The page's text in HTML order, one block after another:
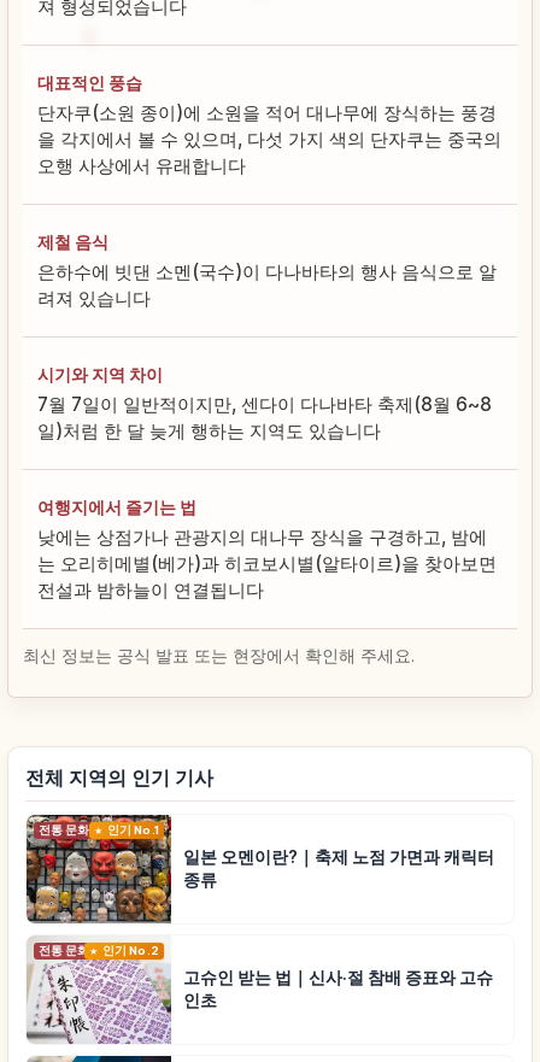
져 형성되었습니다
대표적인 풍습
단자쿠(소원 종이)에 소원을 적어 대나무에 장식하는 풍경
을 각지에서 볼 수 있으며, 다섯 가지 색의 단자쿠는 중국의
오행 사상에서 유래합니다
제철 음식
은하수에 빗댄 소멘(국수)이 다나바타의 행사 음식으로 알
려져 있습니다
시기와 지역 차이
7월 7일이 일반적이지만, 센다이 다나바타 축제(8월 6~8
일)처럼 한 달 늦게 행하는 지역도 있습니다
여행지에서 즐기는 법
낮에는 상점가나 관광지의 대나무 장식을 구경하고, 밤에
는 오리히메별(베가)과 히코보시별(알타이르)을 찾아보면
전설과 밤하늘이 연결됩니다
최신 정보는 공식 발표 또는 현장에서 확인해 주세요.
전체 지역의 인기 기사
전통 문화 인기 No.1
일본 오멘이란?｜축제 노점 가면과 캐릭터
종류
전통 문화 인기 No.2
고슈인 받는 법｜신사·절 참배 증표와 고슈
인초